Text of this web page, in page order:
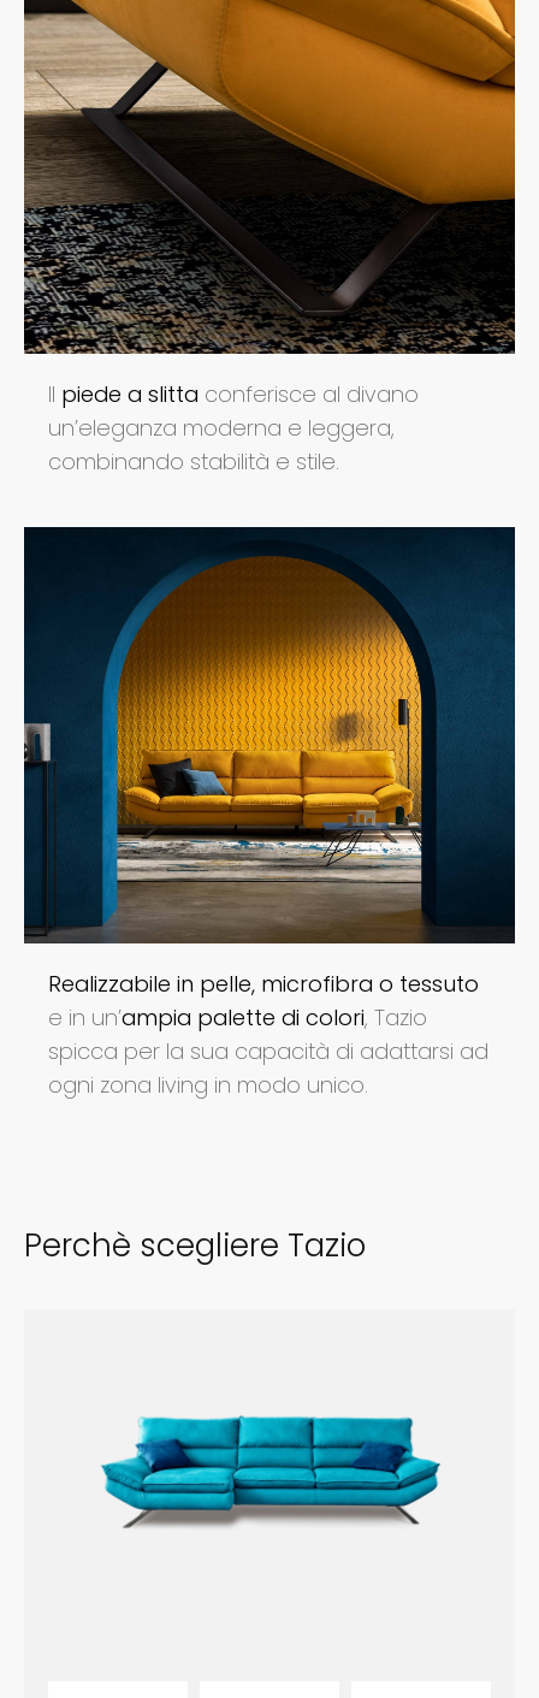
Il piede a slitta conferisce al divano
un’eleganza moderna e leggera,
combinando stabilità e stile.
Realizzabile in pelle, microfibra o tessuto
e in un’ampia palette di colori, Tazio
spicca per la sua capacità di adattarsi ad
ogni zona living in modo unico.
Perchè scegliere Tazio